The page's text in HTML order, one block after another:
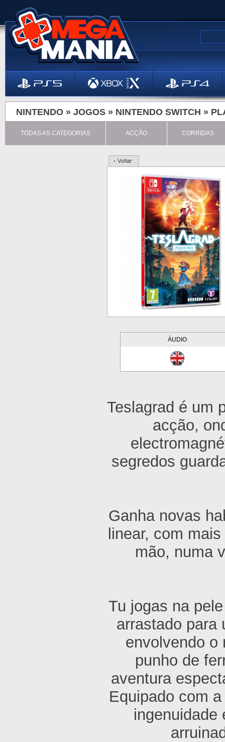
NINTENDO » JOGOS » NINTENDO SWITCH »
TODAS AS CATEGORIAS ACÇÃO CORRIDAS
ÁUDIO
Teslagrad é um
acção,
segredos
Ganha novas
linear, com
mão, numa
Tu jogas na
arrastado para
envolvendo o
punho de
aventura
Equipado com
ingenuidade